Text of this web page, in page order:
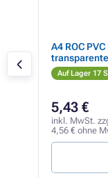
A4 ROC
Auf Lager 17
5,43 €
inkl. MwSt.
4,56 € ohne